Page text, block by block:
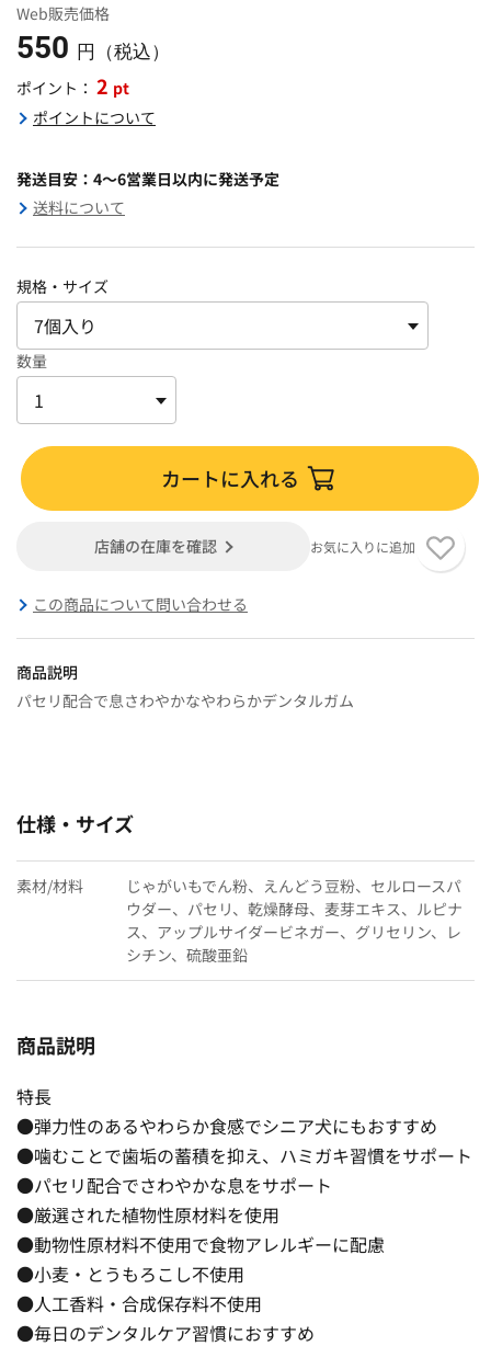
Web販売価格
550 円（税込）
ポイント： 2 pt
ポイントについて
発送目安：4～6営業日以内に発送予定
送料について
規格・サイズ
数量
カートに入れる
店舗の在庫を確認 お気に入りに追加
この商品について問い合わせる
商品説明
パセリ配合で息さわやかなやわらかデンタルガム
仕様・サイズ
素材/材料
じゃがいもでん粉、えんどう豆粉、セルロースパ
ウダー、パセリ、乾燥酵母、麦芽エキス、ルピナ
ス、アップルサイダービネガー、グリセリン、レ
シチン、硫酸亜鉛
商品説明
特長
●弾力性のあるやわらか食感でシニア犬にもおすすめ
●噛むことで歯垢の蓄積を抑え、ハミガキ習慣をサポート
●パセリ配合でさわやかな息をサポート
●厳選された植物性原材料を使用
●動物性原材料不使用で食物アレルギーに配慮
●小麦・とうもろこし不使用
●人工香料・合成保存料不使用
●毎日のデンタルケア習慣におすすめ